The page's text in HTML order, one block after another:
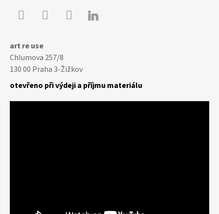

art re use
Chlumova 257/8
130 00 Praha 3-Žižkov
otevřeno při výdeji a příjmu materiálu